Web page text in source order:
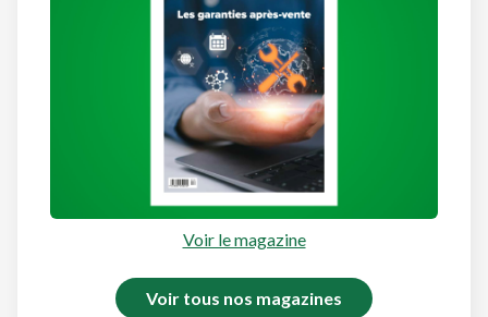
Voir le magazine
Voir tous nos magazines